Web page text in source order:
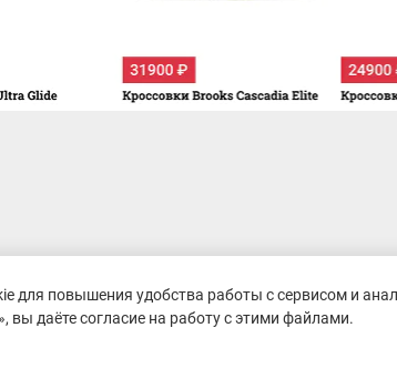
для повышения удобства работы с сервисом и
даёте согласие на работу с этими файлами.